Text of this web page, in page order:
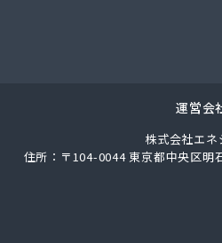
ネクスホームライフ中部株式会
運営会
株式会社エネ
住所：〒104-0044 東京都中央区明